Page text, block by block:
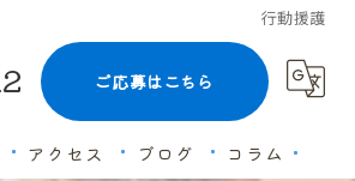
行動援護
ご応募はこちら
アクセス ブログ コラム